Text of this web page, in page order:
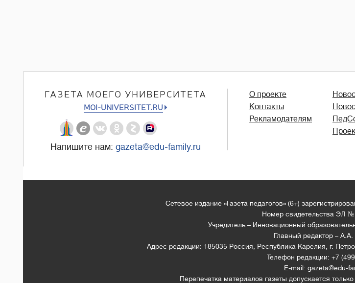
ГАЗЕТА МОЕГО УНИВЕРСИТЕТА
MOI-UNIVERSITET.RU
Напишите нам: gazeta@edu-family.ru
О проекте
Контакты
Рекламодателям
Сетевое издание «Газета педагогов» (6+)
Номер свидетельства ЭЛ
Учредитель – Инновационный
Главный редактор –
Адрес редакции: 185035 Россия, Республика Карелия, г.
Телефон редакции: +7
E-mail: gazeta@edu-
Перепечатка материалов газеты допускается